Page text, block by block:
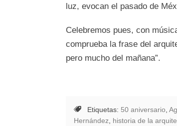
luz, evocan el pasado de
Celebremos pues, con
comprueba la frase del
pero mucho del mañana”.
Etiquetas: 50 aniversario
Hernández
historia de la